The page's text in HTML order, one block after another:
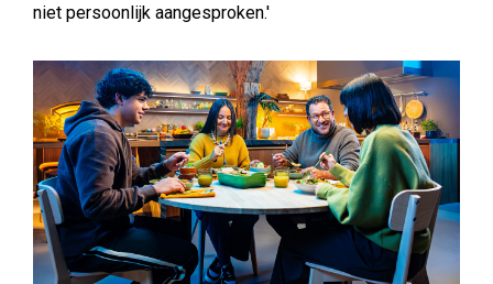
niet persoonlijk aangesproken.'